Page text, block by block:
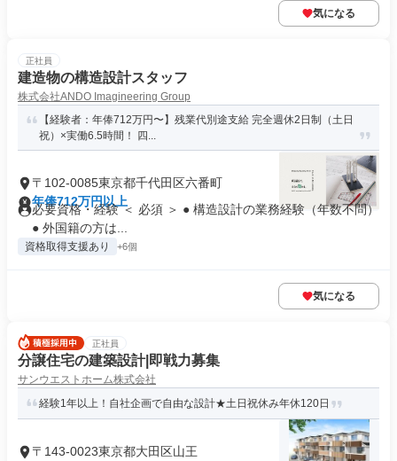
気になる
正社員
建造物の構造設計スタッフ
株式会社ANDO Imagineering Group
【経験者：年俸712万円〜】残業代別途支給 完全週休2日制（土日
祝）×実働6.5時間！ 四...
〒102-0085東京都千代田区六番町
年俸712万円以上
必要資格・経験 ＜ 必須 ＞ ● 構造設計の業務経験（年数不問）
● 外国籍の方は...
資格取得支援あり +6個
気になる
正社員
分譲住宅の建築設計|即戦力募集
サンウエストホーム株式会社
経験1年以上！自社企画で自由な設計★土日祝休み年休120日
〒143-0023東京都大田区山王